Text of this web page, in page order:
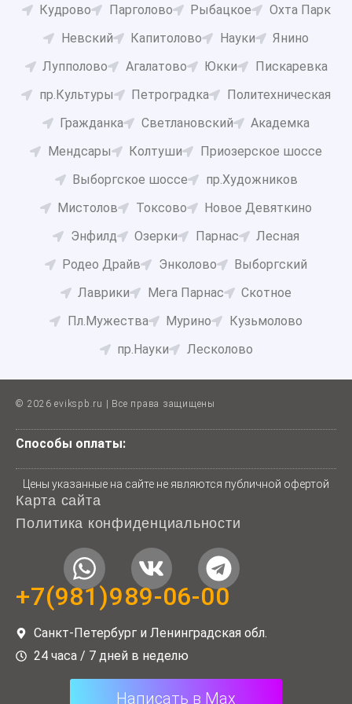
Кудрово Парголово Рыбацкое
Охта Парк
Невский
Капитолово Науки
Янино
Лупполово
Агалатово Юкки
Пискаревка
пр.Культуры
Петроградка
Политехническая
Гражданка
Светлановский
Академка
Мендсары
Колтуши
Приозерское шоссе
Выборгское шоссе
пр.Художников
Мистолов
Токсово
Новое Девяткино
Энфилд
Озерки Парнас
Лесная
Родео Драйв
Энколово
Выборгский
Лаврики
Мега Парнас
Скотное
Пл.Мужества
Мурино
Кузьмолово
пр.Науки
Лесколово
© 2026 evikspb.ru | Все права защищены
Способы оплаты:
Цены указанные на сайте не являются публичной офертой
Карта сайта
Политика конфиденциальности
W
h
a
t
s
a
V
k
T
e
l
e
r
+7(981)989-06-00
Санкт-Петербург и Ленинградская обл.
24 часа / 7 дней в неделю
Написать в Max